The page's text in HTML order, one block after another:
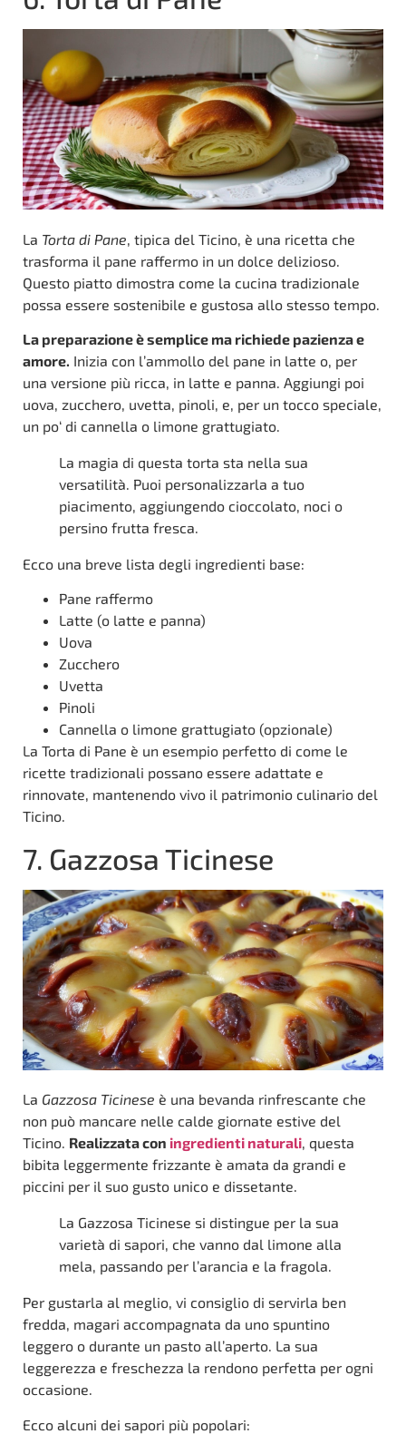
La Torta di Pane , tipica del Ticino, è una ricetta che
trasforma il pane raffermo in un dolce delizioso.
Questo piatto dimostra come la cucina tradizionale
possa essere sostenibile e gustosa allo stesso tempo.
La preparazione è semplice ma richiede pazienza e
amore. Inizia con l’ammollo del pane in latte o, per
una versione più ricca, in latte e panna. Aggiungi poi
uova, zucchero, uvetta, pinoli, e, per un tocco speciale,
un po‘ di cannella o limone grattugiato.
La magia di questa torta sta nella sua
versatilità. Puoi personalizzarla a tuo
piacimento, aggiungendo cioccolato, noci o
persino frutta fresca.
Ecco una breve lista degli ingredienti base:
Pane raffermo
Latte (o latte e panna)
Uova
Zucchero
Uvetta
Pinoli
Cannella o limone grattugiato (opzionale)
La Torta di Pane è un esempio perfetto di come le
ricette tradizionali possano essere adattate e
rinnovate, mantenendo vivo il patrimonio culinario del
Ticino.
7. Gazzosa Ticinese
La Gazzosa Ticinese è una bevanda rinfrescante che
non può mancare nelle calde giornate estive del
Ticino. Realizzata con ingredienti naturali, questa
bibita leggermente frizzante è amata da grandi e
piccini per il suo gusto unico e dissetante.
La Gazzosa Ticinese si distingue per la sua
varietà di sapori, che vanno dal limone alla
mela, passando per l’arancia e la fragola.
Per gustarla al meglio, vi consiglio di servirla ben
fredda, magari accompagnata da uno spuntino
leggero o durante un pasto all’aperto. La sua
leggerezza e freschezza la rendono perfetta per ogni
occasione.
Ecco alcuni dei sapori più popolari: